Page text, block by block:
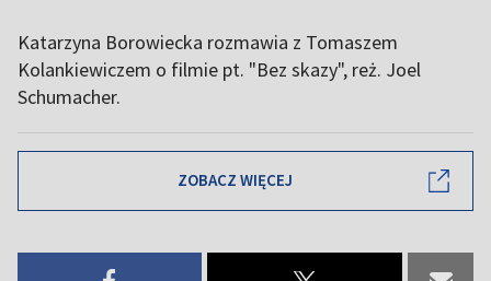
Katarzyna Borowiecka rozmawia z Tomaszem
Kolankiewiczem o filmie pt. "Bez skazy", reż. Joel
Schumacher.
ZOBACZ WIĘCEJ